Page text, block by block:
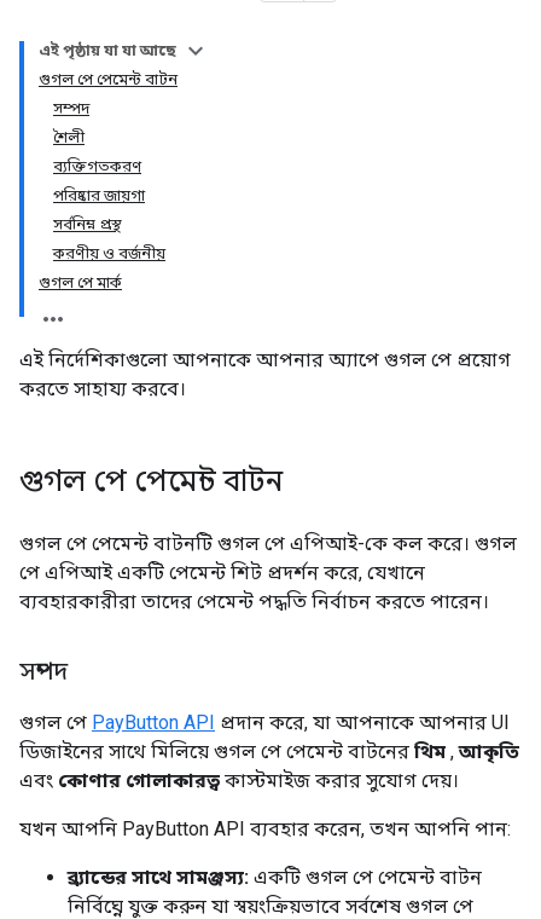
এই পৃষ্ঠায় যা যা আছে
গুগল পে পেমেন্ট বাটন
সম্পদ
শৈলী
ব্যক্তিগতকরণ
পরিষ্কার জায়গা
সর্বনিম্ন প্রস্থ
করণীয় ও বর্জনীয়
গুগল পে মার্ক
এই নির্দেশিকাগুলো আপনাকে আপনার অ্যাপে গুগল পে প্রয়োগ
করতে সাহায্য করবে।
গুগল পে পেমেন্ট বাটন
গুগল পে পেমেন্ট বাটনটি গুগল পে এপিআই-কে কল করে। গুগল
পে এপিআই একটি পেমেন্ট শিট প্রদর্শন করে, যেখানে
ব্যবহারকারীরা তাদের পেমেন্ট পদ্ধতি নির্বাচন করতে পারেন।
সম্পদ
গুগল পে PayButton API প্রদান করে, যা আপনাকে আপনার UI
ডিজাইনের সাথে মিলিয়ে গুগল পে পেমেন্ট বাটনের থিম ,আকৃতি
এবং কোণার গোলাকারত্ব কাস্টমাইজ করার সুযোগ দেয়।
যখন আপনি PayButton API ব্যবহার করেন, তখন আপনি পান:
ব্র্যান্ডের সাথে সামঞ্জস্য: একটি গুগল পে পেমেন্ট বাটন
নির্বিঘ্নে যুক্ত করুন যা স্বয়ংক্রিয়ভাবে সর্বশেষ গুগল পে